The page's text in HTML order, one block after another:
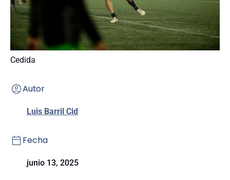
Cedida
Autor
Luis Barril Cid
Fecha
junio 13, 2025